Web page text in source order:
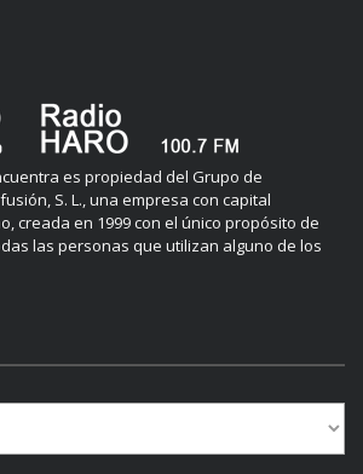
es propiedad del Grupo de
S. L., una empresa con capital
creada en 1999 con el único propósito de
las personas que utilizan alguno de los